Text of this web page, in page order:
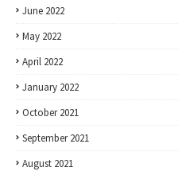
June 2022
May 2022
April 2022
January 2022
October 2021
September 2021
August 2021